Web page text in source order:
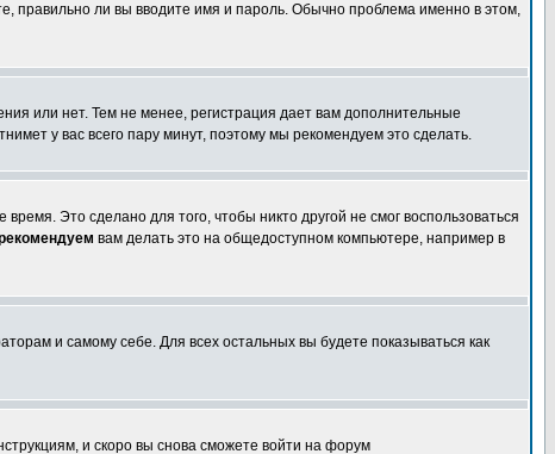
правильно ли вы вводите имя и пароль. Обычно проблема именно в этом,
или нет. Тем не менее, регистрация дает вам дополнительные
у вас всего пару минут, поэтому мы рекомендуем это сделать.
Это сделано для того, чтобы никто другой не смог воспользоваться
вам делать это на общедоступном компьютере, например в
и самому себе. Для всех остальных вы будете показываться как
и скоро вы снова сможете войти на форум